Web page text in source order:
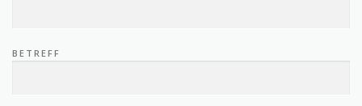
BETREFF